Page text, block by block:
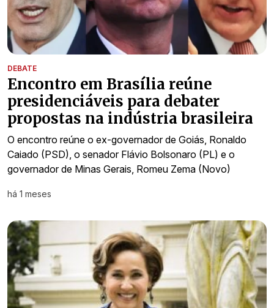
DEBATE
Encontro em Brasília reúne
presidenciáveis para debater
propostas na indústria brasileira
O encontro reúne o ex-governador de Goiás, Ronaldo
Caiado (PSD), o senador Flávio Bolsonaro (PL) e o
governador de Minas Gerais, Romeu Zema (Novo)
há 1 meses